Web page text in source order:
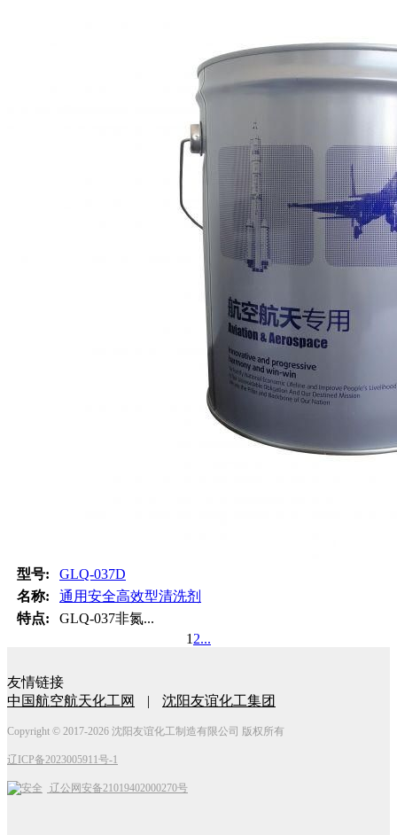
型号:
GLQ-037D
名称:
通用安全高效型清洗剂
特点:
GLQ-037非氮...
1 2...
友情链接
中国航空航天化工网
| 沈阳友谊化工集团
Copyright © 2017-2026 沈阳友谊化工制造有限公司 版权所有
辽ICP备2023005911号-1
辽公网安备21019402000270号